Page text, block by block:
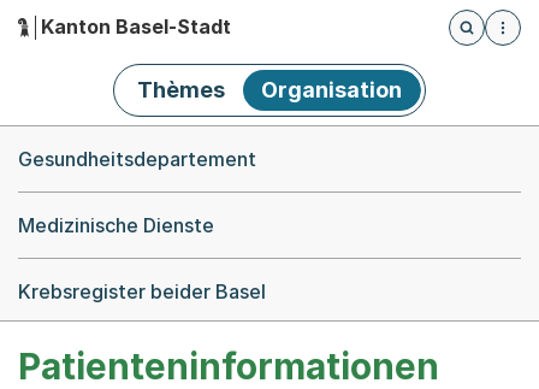
Hauptnavigation
Kanton Basel-Stadt
Öffnet
Thèmes Organisation
Gesundheitsdepartement
Medizinische Dienste
Krebsregister beider Basel
Patienteninformationen